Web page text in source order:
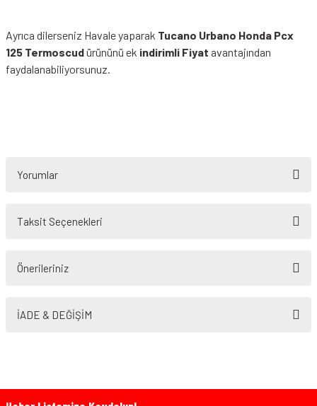
Ayrıca dilerseniz Havale yaparak Tucano Urbano Honda Pcx
125 Termoscudürününü ek indirimli Fiyat avantajından
faydalanabiliyorsunuz.
Yorumlar
Taksit Seçenekleri
Önerileriniz
yetersiz gördüğünüz noktaları öneri formunu kullanarak tarafımıza
İADE & DEĞİŞİM